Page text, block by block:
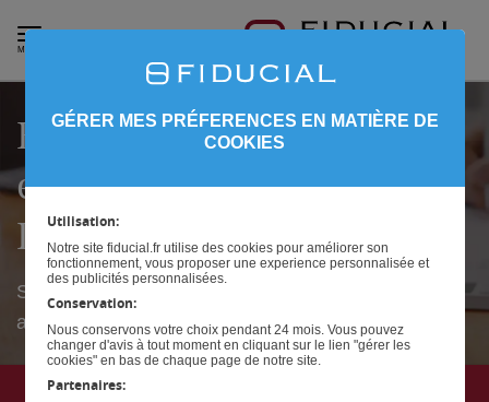
MENU
Expertise en assurance
emprunteur pour
Dirigeant d’entreprise
Sécurisez votre avenir en choisissant une
assurance emprunteur sur mesure.
GÉRER MES PRÉFERENCES EN MATIÈRE DE
COOKIES
Utilisation:
Notre site fiducial.fr utilise des cookies pour améliorer son
fonctionnement, vous proposer une experience personnalisée et
des publicités personnalisées.
Conservation:
Nous conservons votre choix pendant 24 mois. Vous pouvez
changer d'avis à tout moment en cliquant sur le lien "gérer les
cookies" en bas de chaque page de notre site.
Partenaires: